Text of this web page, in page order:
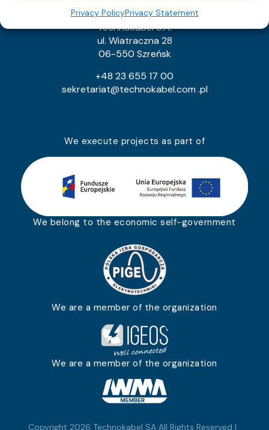
Privacy PolicyPrivacy Statement
Technokabel S.A.
ul. Wiatraczna 28
06-550 Szreńsk
+48 23 655 17 00
sekretariat@technokabel.com .pl
We execute projects as part of
We belong to the economic self-government
We are a member of the organization
We are a member of the organization
Copyright 2026 Technokabel SA All Rights Reserved |